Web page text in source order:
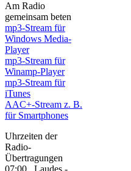
Am Radio
gemeinsam beten
mp3-Stream für
Windows Media-
Player
mp3-Stream für
Winamp-Player
mp3-Stream für
iTunes
AAC+-Stream z. B.
für Smartphones
Uhrzeiten der
Radio-
Übertragungen
07:00 Laudes -